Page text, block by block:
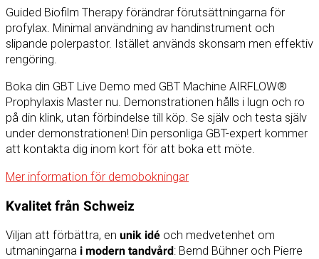
Guided Biofilm Therapy förändrar förutsättningarna för
profylax. Minimal användning av handinstrument och
slipande polerpastor. Istället används skonsam men effektiv
rengöring.
Boka din GBT Live Demo med GBT Machine AIRFLOW®
Prophylaxis Master nu. Demonstrationen hålls i lugn och ro
på din klink, utan förbindelse till köp. Se själv och testa själv
under demonstrationen! Din personliga GBT-expert kommer
att kontakta dig inom kort för att boka ett möte.
Mer information för demobokningar
Kvalitet från Schweiz
Viljan att förbättra, en unik idé och medvetenhet om
utmaningarna i modern tandvård: Bernd Bühner och Pierre